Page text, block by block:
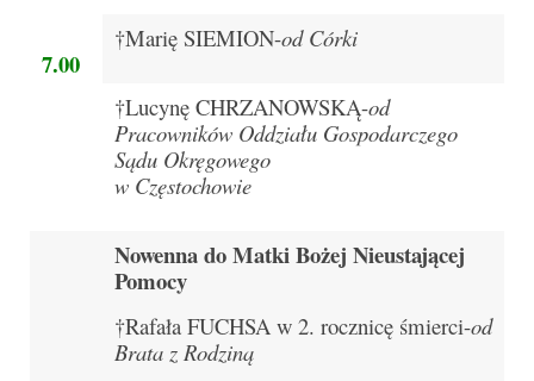
Wielki Czwartek 02.04.2026
Wielki Piątek 03.04.2026
Godzina Miłosierdzia 12.04.2026
Galerie 2025
Pożegnanie Ks. Mateusza 29.06.2025
7.00
†Marię SIEMION-od Córki
†Lucynę CHRZANOWSKĄ-od
Pracowników Oddziału Gospodarczego
Sądu Okręgowego
w Częstochowie
Nowenna do Matki Bożej Nieustającej
Pomocy
†Rafała FUCHSA w 2. rocznicę śmierci-od
Brata z Rodziną